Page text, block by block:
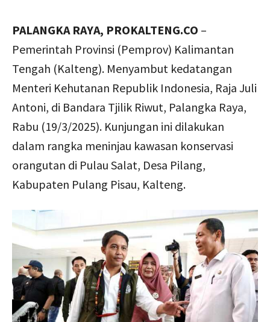
PALANGKA RAYA, PROKALTENG.CO –
Pemerintah Provinsi (Pemprov) Kalimantan
Tengah (Kalteng). Menyambut kedatangan
Menteri Kehutanan Republik Indonesia, Raja Juli
Antoni, di Bandara Tjilik Riwut, Palangka Raya,
Rabu (19/3/2025). Kunjungan ini dilakukan
dalam rangka meninjau kawasan konservasi
orangutan di Pulau Salat, Desa Pilang,
Kabupaten Pulang Pisau, Kalteng.